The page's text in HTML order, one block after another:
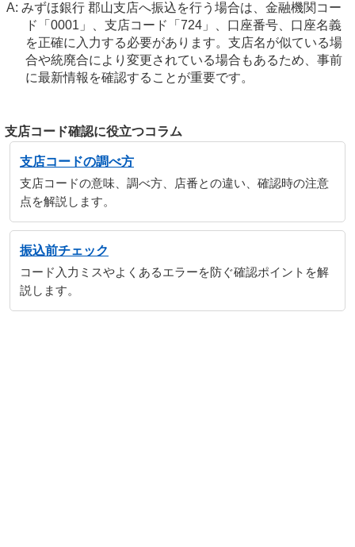
みずほ銀行 郡山支店へ振込を行う場合は、金融機関コー
ド「0001」、支店コード「724」、口座番号、口座名義
を正確に入力する必要があります。支店名が似ている場
合や統廃合により変更されている場合もあるため、事前
に最新情報を確認することが重要です。
支店コード確認に役立つコラム
支店コードの調べ方
支店コードの意味、調べ方、店番との違い、確認時の注意
点を解説します。
振込前チェック
コード入力ミスやよくあるエラーを防ぐ確認ポイントを解
説します。